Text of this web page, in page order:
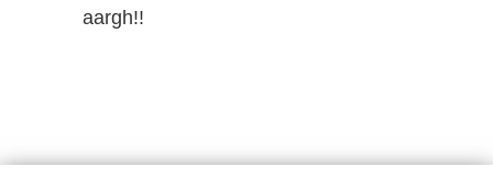
aargh!!